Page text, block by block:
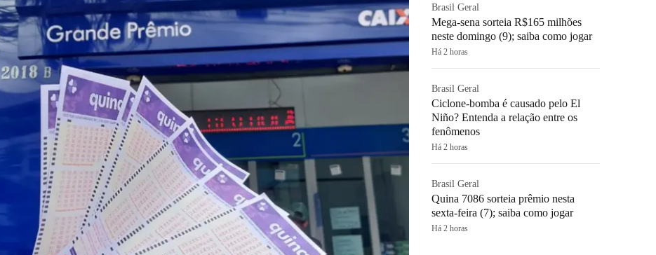
Brasil Geral
Mega-sena sorteia R$165 milhões
neste domingo (9); saiba como jogar
Há 2 horas
Brasil Geral
Ciclone-bomba é causado pelo El
Niño? Entenda a relação entre os
fenômenos
Há 2 horas
Brasil Geral
Quina 7086 sorteia prêmio nesta
sexta-feira (7); saiba como jogar
Há 2 horas